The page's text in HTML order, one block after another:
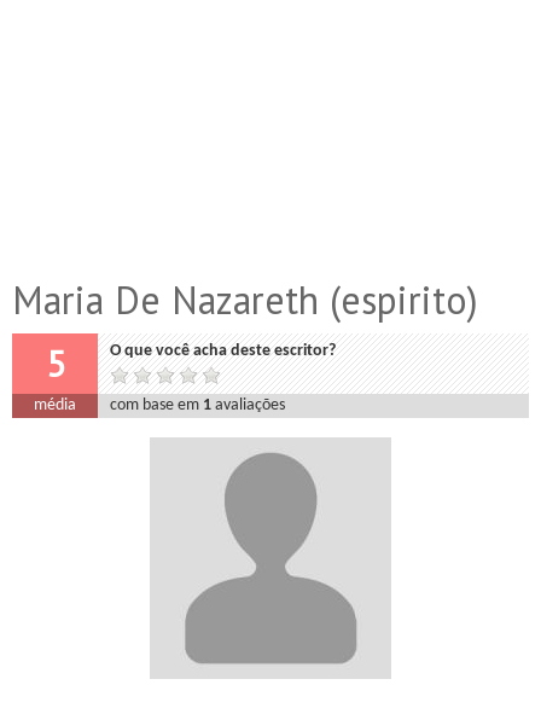
Maria De Nazareth (espirito)
5 O que você acha deste escritor?
média com base em 1 avaliações